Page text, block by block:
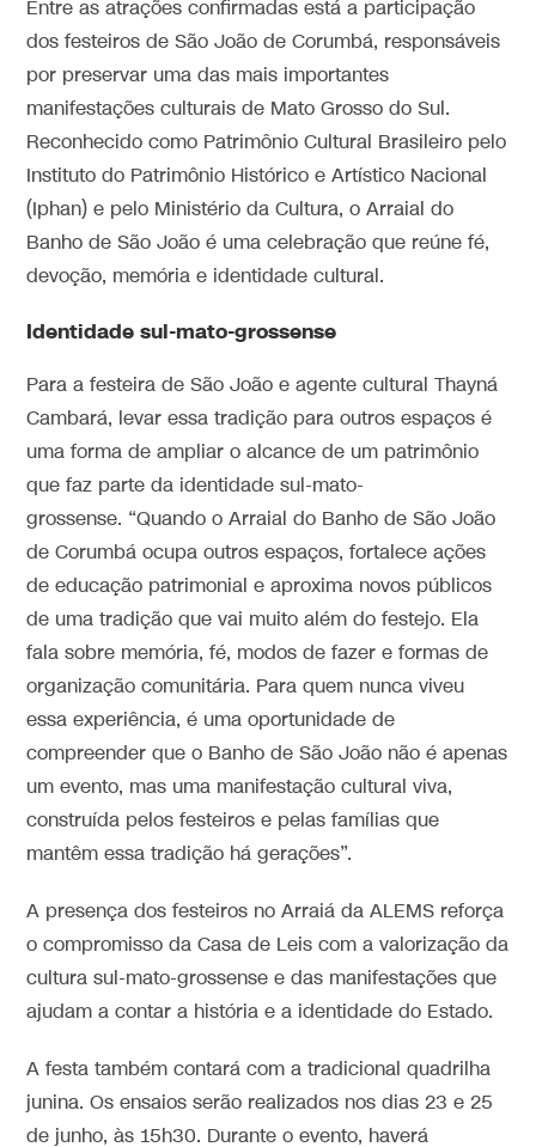
Entre as atrações confirmadas está a participação
dos festeiros de São João de Corumbá, responsáveis
por preservar uma das mais importantes
manifestações culturais de Mato Grosso do Sul.
Reconhecido como Patrimônio Cultural Brasileiro pelo
Instituto do Patrimônio Histórico e Artístico Nacional
(Iphan) e pelo Ministério da Cultura, o Arraial do
Banho de São João é uma celebração que reúne fé,
devoção, memória e identidade cultural.
Identidade sul-mato-grossense
Para a festeira de São João e agente cultural Thayná
Cambará, levar essa tradição para outros espaços é
uma forma de ampliar o alcance de um patrimônio
que faz parte da identidade sul-mato-
grossense. “Quando o Arraial do Banho de São João
de Corumbá ocupa outros espaços, fortalece ações
de educação patrimonial e aproxima novos públicos
de uma tradição que vai muito além do festejo. Ela
fala sobre memória, fé, modos de fazer e formas de
organização comunitária. Para quem nunca viveu
essa experiência, é uma oportunidade de
compreender que o Banho de São João não é apenas
um evento, mas uma manifestação cultural viva,
construída pelos festeiros e pelas famílias que
mantêm essa tradição há gerações”.
A presença dos festeiros no Arraiá da ALEMS reforça
o compromisso da Casa de Leis com a valorização da
cultura sul-mato-grossense e das manifestações que
ajudam a contar a história e a identidade do Estado.
A festa também contará com a tradicional quadrilha
junina. Os ensaios serão realizados nos dias 23 e 25
de junho, às 15h30. Durante o evento, haverá